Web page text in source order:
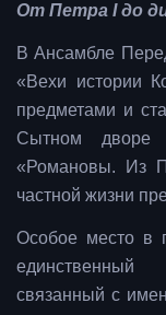
От Петра I до
В Ансамбле
«Вехи истории
предметами и
Сытном дворе
«Романовы. Из
частной жизни
Особое место в
связанный с